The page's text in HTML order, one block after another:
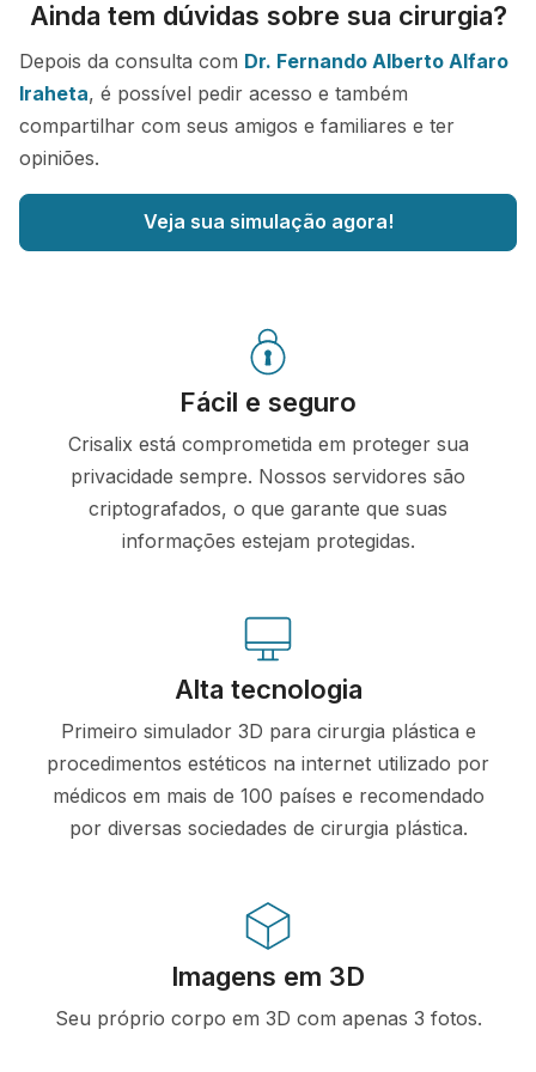
Ainda tem dúvidas sobre sua cirurgia?
Depois da consulta com Dr. Fernando Alberto Alfaro
Iraheta, é possível pedir acesso e também
compartilhar com seus amigos e familiares e ter
opiniões.
Veja sua simulação agora!
Fácil e seguro
Crisalix está comprometida em proteger sua
privacidade sempre. Nossos servidores são
criptografados, o que garante que suas
informações estejam protegidas.
Alta tecnologia
Primeiro simulador 3D para cirurgia plástica e
procedimentos estéticos na internet utilizado por
médicos em mais de 100 países e recomendado
por diversas sociedades de cirurgia plástica.
Imagens em 3D
Seu próprio corpo em 3D com apenas 3 fotos.